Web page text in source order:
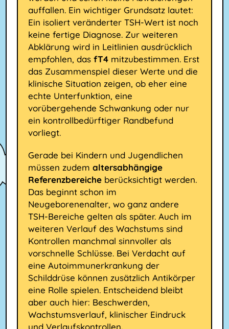
auffallen. Ein wichtiger Grundsatz lautet:
Ein isoliert veränderter TSH-Wert ist noch
keine fertige Diagnose. Zur weiteren
Abklärung wird in Leitlinien ausdrücklich
empfohlen, dasfT4 mitzubestimmen. Erst
das Zusammenspiel dieser Werte und die
klinische Situation zeigen, ob eher eine
echte Unterfunktion, eine
vorübergehende Schwankung oder nur
ein kontrollbedürftiger Randbefund
vorliegt.
Gerade bei Kindern und Jugendlichen
müssen zudemaltersabhängige
Referenzbereiche berücksichtigt werden.
Das beginnt schon im
Neugeborenenalter, wo ganz andere
TSH-Bereiche gelten als später. Auch im
weiteren Verlauf des Wachstums sind
Kontrollen manchmal sinnvoller als
vorschnelle Schlüsse. Bei Verdacht auf
eine Autoimmunerkrankung der
Schilddrüse können zusätzlich Antikörper
eine Rolle spielen. Entscheidend bleibt
aber auch hier: Beschwerden,
Wachstumsverlauf, klinischer Eindruck
und Verlaufskontrollen.